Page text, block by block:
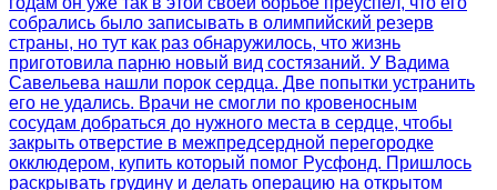
собрались было записывать в олимпийский резерв
страны, но тут как раз обнаружилось, что жизнь
приготовила парню новый вид состязаний. У Вадима
Савельева нашли порок сердца. Две попытки устранить
его не удались. Врачи не смогли по кровеносным
сосудам добраться до нужного места в сердце, чтобы
закрыть отверстие в межпредсердной перегородке
окклюдером, купить который помог Русфонд. Пришлось
раскрывать грудину и делать операцию на открытом